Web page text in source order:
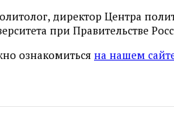
директор Центра
при Правительстве
ознакомиться на нашем